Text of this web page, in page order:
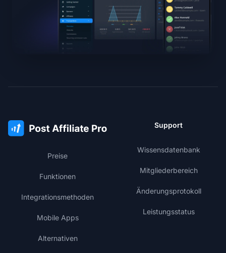
Preise
Funktionen
Integrationsmethoden
Mobile Apps
Alternativen
Support
Wissensdatenbank
Mitgliederbereich
Änderungsprotokoll
Leistungsstatus